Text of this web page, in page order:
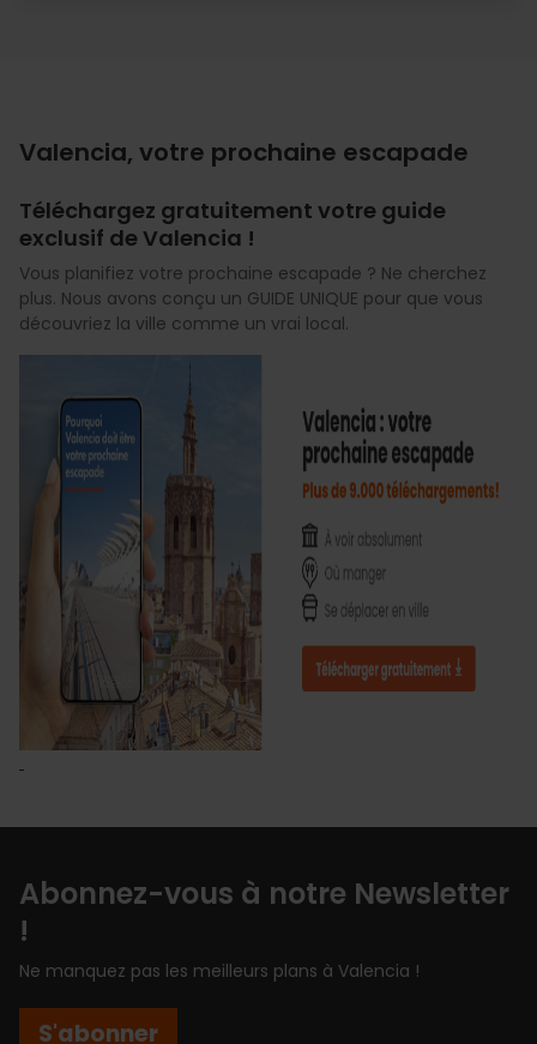
Valencia, votre prochaine escapade
Téléchargez gratuitement votre guide
exclusif de Valencia !
Vous planifiez votre prochaine escapade ? Ne cherchez
plus. Nous avons conçu un GUIDE UNIQUE pour que vous
découvriez la ville comme un vrai local.
Abonnez-vous à notre Newsletter
!
Ne manquez pas les meilleurs plans à Valencia !
S'abonner